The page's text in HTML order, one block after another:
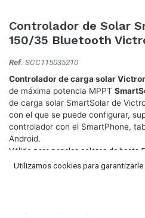
Controlador de Solar
150/35 Bluetooth
Ref. SCC115035210
Controlador de carga solar
de máxima potencia MPPT
de carga solar SmartSolar de
con el que se puede configurar,
controlador con el SmartPhone,
Android.
Válido para paneles solares de hasta
batería es 12V.
Utilizamos cookies para garantizarle